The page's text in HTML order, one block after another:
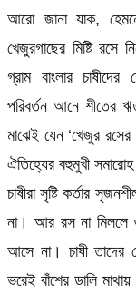
আরো জানা যাক,
খেজুরগাছের মিষ্টি রসে
গ্রাম বাংলার
পরিবর্তন আনে শীতের
মাঝেই যেন ‘খেজুর
ঐতিহ্যের বহুমুখী
চাষীরা সৃষ্টি কর্তার
না। আর রস না মিললে
আসে না। চাষী তাদের
ভরেই বাঁশের ডালি